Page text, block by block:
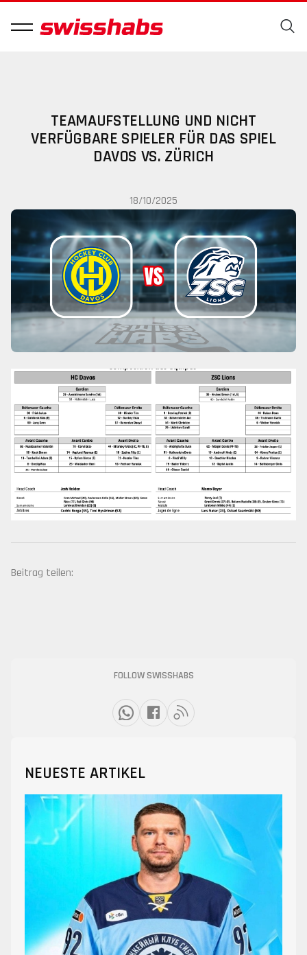
TEAMAUFSTELLUNG UND NICHT
VERFÜGBARE SPIELER FÜR DAS SPIEL
DAVOS VS. ZÜRICH
18/10/2025
Beitrag teilen:
FOLLOW SWISSHABS
NEUESTE ARTIKEL